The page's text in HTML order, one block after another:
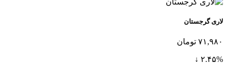
لاری گرجستان
۷۱,۹۸۰ تومان
۲.۴۵% ↓